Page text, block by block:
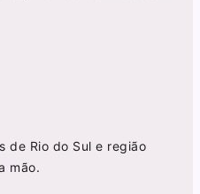
de Rio do Sul e região
mão.